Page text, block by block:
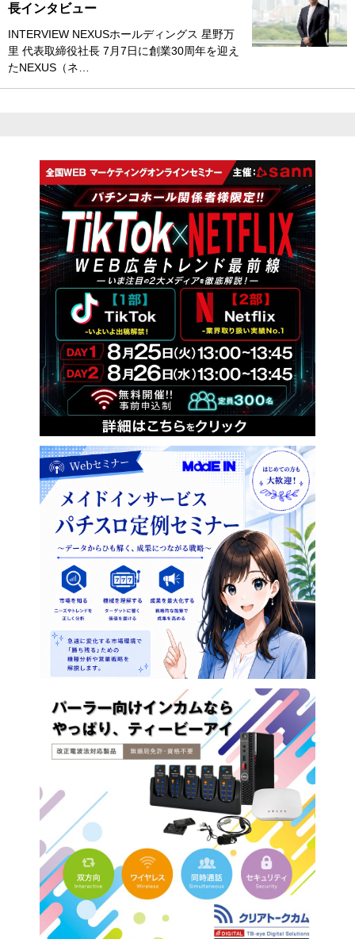
長インタビュー
INTERVIEW NEXUSホールディングス 星野万
里 代表取締役社長 7月7日に創業30周年を迎え
たNEXUS（ネ…